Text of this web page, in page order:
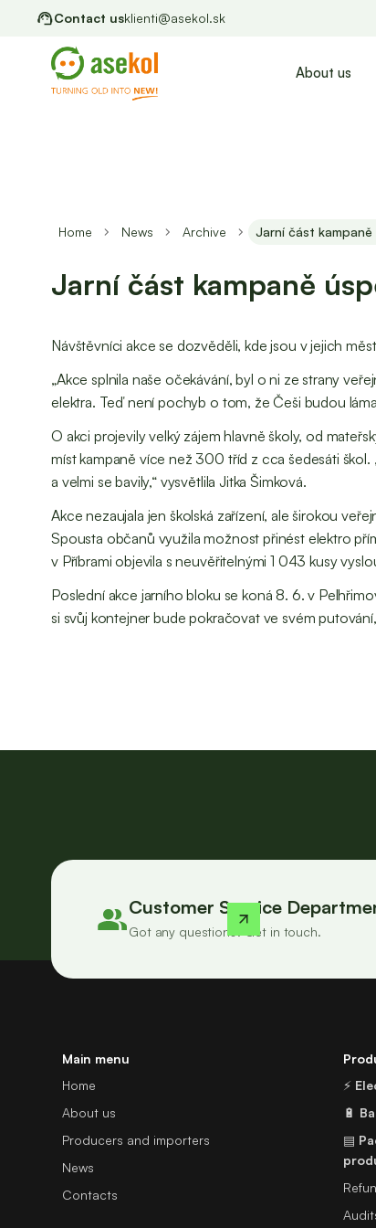
Contact usklienti@asekol.sk
About us
Home News Archive Jarní část kampaně
Jarní část kampaně
Návštěvníci akce se dozvěděli, kde jsou v jejich
„Akce splnila naše očekávání, byl o ni ze strany
elektra. Teď není pochyb o tom, že Češi budou
O akci projevily velký zájem hlavně školy, od
míst kampaně více než 300 tříd z cca šedesáti
a velmi se bavily,“ vysvětlila Jitka Šimková.
Akce nezaujala jen školská zařízení, ale širokou
Spousta občanů využila možnost přinést elektro
v Příbrami objevila s neuvěřitelnými 1 043 kusy
Poslední akce jarního bloku se koná 8. 6. v
si svůj kontejner bude pokračovat ve svém
Customer Service
Got any questions? Get in touch.
Main menu
Home
About us
Producers and importers
News
Contacts
⚡
🔋
▤